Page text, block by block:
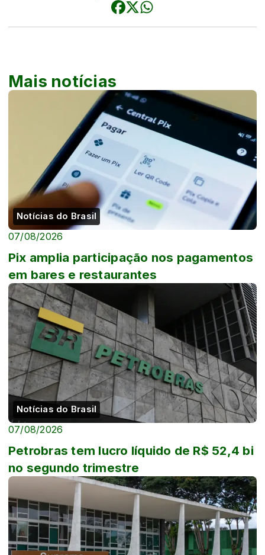
Mais notícias
Notícias do Brasil
07/08/2026
Pix amplia participação nos pagamentos
em bares e restaurantes
Notícias do Brasil
07/08/2026
Petrobras tem lucro líquido de R$ 52,4 bi
no segundo trimestre